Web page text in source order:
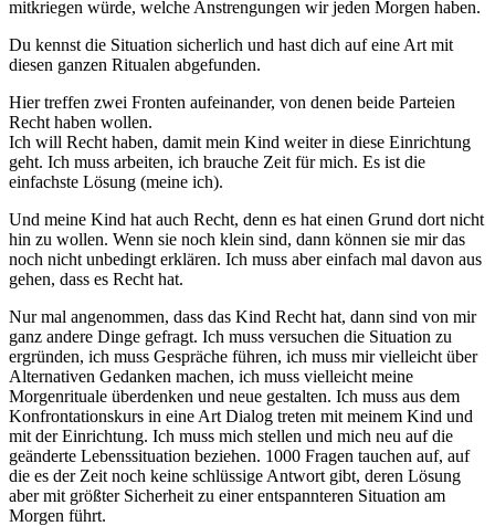
mitkriegen würde, welche Anstrengungen wir jeden Morgen haben.
Du kennst die Situation sicherlich und hast dich auf eine Art mit
diesen ganzen Ritualen abgefunden.
Hier treffen zwei Fronten aufeinander, von denen beide Parteien
Recht haben wollen.
Ich will Recht haben, damit mein Kind weiter in diese Einrichtung
geht. Ich muss arbeiten, ich brauche Zeit für mich. Es ist die
einfachste Lösung (meine ich).
Und meine Kind hat auch Recht, denn es hat einen Grund dort nicht
hin zu wollen. Wenn sie noch klein sind, dann können sie mir das
noch nicht unbedingt erklären. Ich muss aber einfach mal davon aus
gehen, dass es Recht hat.
Nur mal angenommen, dass das Kind Recht hat, dann sind von mir
ganz andere Dinge gefragt. Ich muss versuchen die Situation zu
ergründen, ich muss Gespräche führen, ich muss mir vielleicht über
Alternativen Gedanken machen, ich muss vielleicht meine
Morgenrituale überdenken und neue gestalten. Ich muss aus dem
Konfrontationskurs in eine Art Dialog treten mit meinem Kind und
mit der Einrichtung. Ich muss mich stellen und mich neu auf die
geänderte Lebenssituation beziehen. 1000 Fragen tauchen auf, auf
die es der Zeit noch keine schlüssige Antwort gibt, deren Lösung
aber mit größter Sicherheit zu einer entspannteren Situation am
Morgen führt.